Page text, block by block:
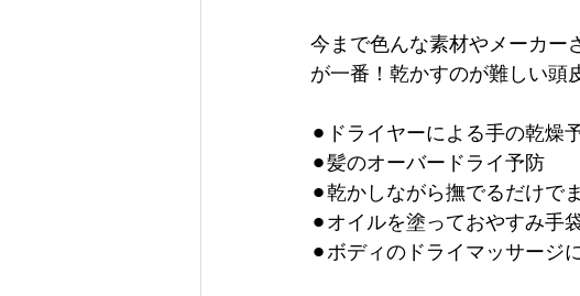
今まで色んな素材やメーカー
が一番！乾かすのが難しい頭
⚫︎ドライヤーによる手の乾燥
⚫︎髪のオーバードライ予防
⚫︎乾かしながら撫でるだけで
⚫︎オイルを塗っておやすみ手
⚫︎ボディのドライマッサージ